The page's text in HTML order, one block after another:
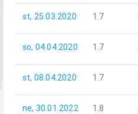
st, 25.03.2020 1.7
so, 04.04.2020 1.7
st, 08.04.2020 1.7
ne, 30.01.2022 1.8